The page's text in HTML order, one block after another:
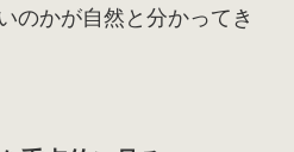
のかが自然と分かってき